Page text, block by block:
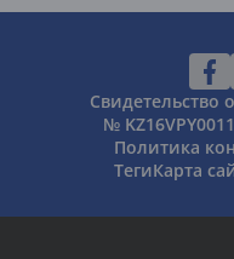
Свидетельство
№
Политика
ТегиКарта